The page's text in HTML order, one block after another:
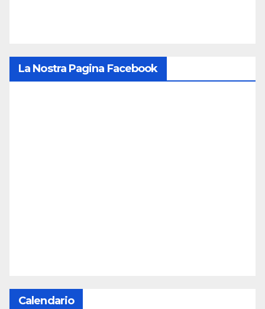
La Nostra Pagina Facebook
Calendario